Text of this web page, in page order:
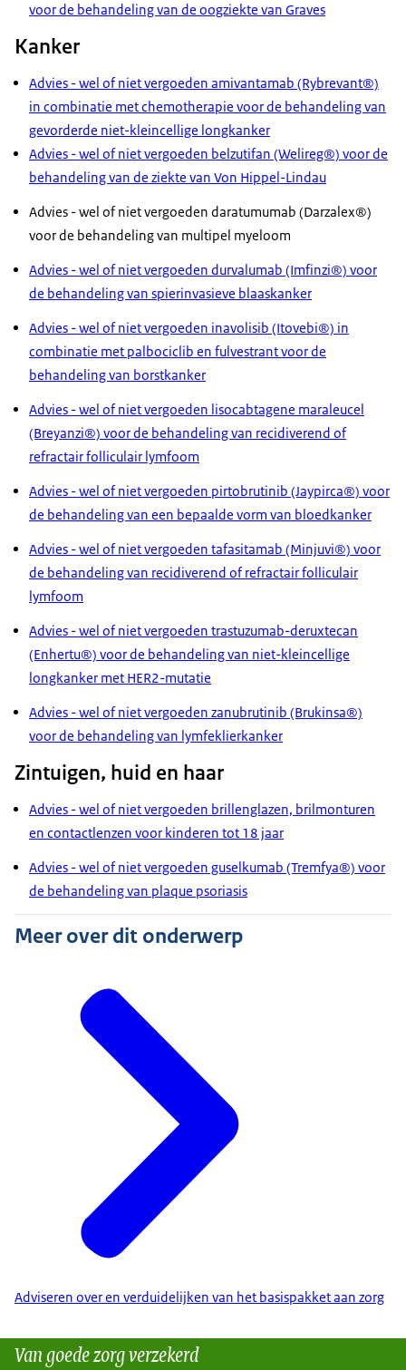
voor de behandeling van de oogziekte van Graves
Kanker
Advies - wel of niet vergoeden amivantamab (Rybrevant®)
in combinatie met chemotherapie voor de behandeling van
gevorderde niet-kleincellige longkanker
Advies - wel of niet vergoeden belzutifan (Welireg®) voor de
behandeling van de ziekte van Von Hippel-Lindau
Advies - wel of niet vergoeden daratumumab (Darzalex®)
voor de behandeling van multipel myeloom
Advies - wel of niet vergoeden durvalumab (Imfinzi®) voor
de behandeling van spierinvasieve blaaskanker
Advies - wel of niet vergoeden inavolisib (Itovebi®) in
combinatie met palbociclib en fulvestrant voor de
behandeling van borstkanker
Advies - wel of niet vergoeden lisocabtagene maraleucel
(Breyanzi®) voor de behandeling van recidiverend of
refractair folliculair lymfoom
Advies - wel of niet vergoeden pirtobrutinib (Jaypirca®) voor
de behandeling van een bepaalde vorm van bloedkanker
Advies - wel of niet vergoeden tafasitamab (Minjuvi®) voor
de behandeling van recidiverend of refractair folliculair
lymfoom
Advies - wel of niet vergoeden trastuzumab-deruxtecan
(Enhertu®) voor de behandeling van niet-kleincellige
longkanker met HER2-mutatie
Advies - wel of niet vergoeden zanubrutinib (Brukinsa®)
voor de behandeling van lymfeklierkanker
Zintuigen, huid en haar
Advies - wel of niet vergoeden brillenglazen, brilmonturen
en contactlenzen voor kinderen tot 18 jaar
Advies - wel of niet vergoeden guselkumab (Tremfya®) voor
de behandeling van plaque psoriasis
Meer over dit onderwerp
Adviseren over en verduidelijken van het basispakket aan zorg
Van goede zorg verzekerd